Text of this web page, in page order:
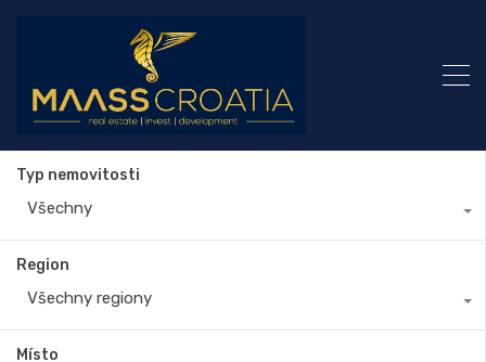
Typ nemovitosti
Všechny
Region
Všechny regiony
Místo